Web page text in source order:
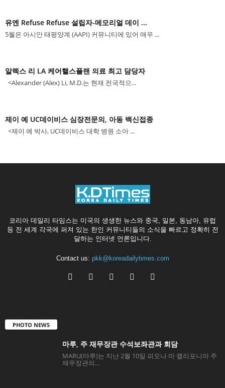
유엔 Refuse Refuse 설립자-메모리얼 데이 ...
5월은 아시안 태평양계 (AAPI) 커뮤니티에 있어 매우 ...
알렉스 리 LA 케어핼스플랜 의료 최고 담당자
<Alexander (Alex) Li, M.D.는 현재 전국적으...
제이 예 UC데이비스 심장전문의, 아동 백신접종
<제이 예 박사, UC데이비스 대학 병원 소아 ...
코리아 데일리 타임스는 미국의 생생한 뉴스와 중국, 일본, 동남아, 유럽
등 전 세계 각국에 퍼져 있는 한인 커뮤니티들의 소식을 빠르고 정확히 전
달하는 인터넷 언론입니다.
Contact us: pkk@koreadailytimes.com
PHOTO NEWS
마루, 주 재무장관 수석보좌관과 회담
MARU(마루)는 지난 2월 10일 피오나 마 캘리포니아 주
재무장관의...